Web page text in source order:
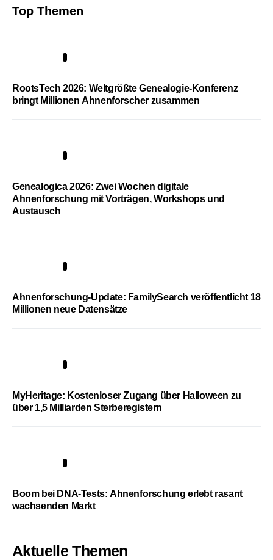
Top Themen
RootsTech 2026: Weltgrößte Genealogie-Konferenz
bringt Millionen Ahnenforscher zusammen
Genealogica 2026: Zwei Wochen digitale
Ahnenforschung mit Vorträgen, Workshops und
Austausch
Ahnenforschung-Update: FamilySearch veröffentlicht 18
Millionen neue Datensätze
MyHeritage: Kostenloser Zugang über Halloween zu
über 1,5 Milliarden Sterberegistern
Boom bei DNA-Tests: Ahnenforschung erlebt rasant
wachsenden Markt
Aktuelle Themen